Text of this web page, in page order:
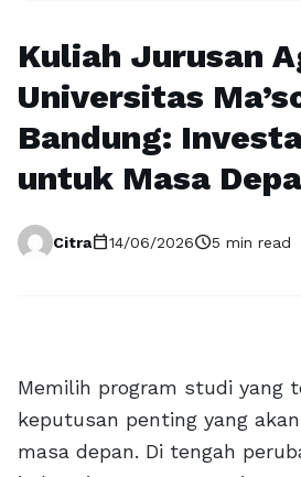
Kuliah Jurusan
Universitas
Bandung:
untuk Masa
Citracalendar_today14/06/2026schedule5 min read
Memilih program studi yang
keputusan penting yang
masa depan. Di tengah